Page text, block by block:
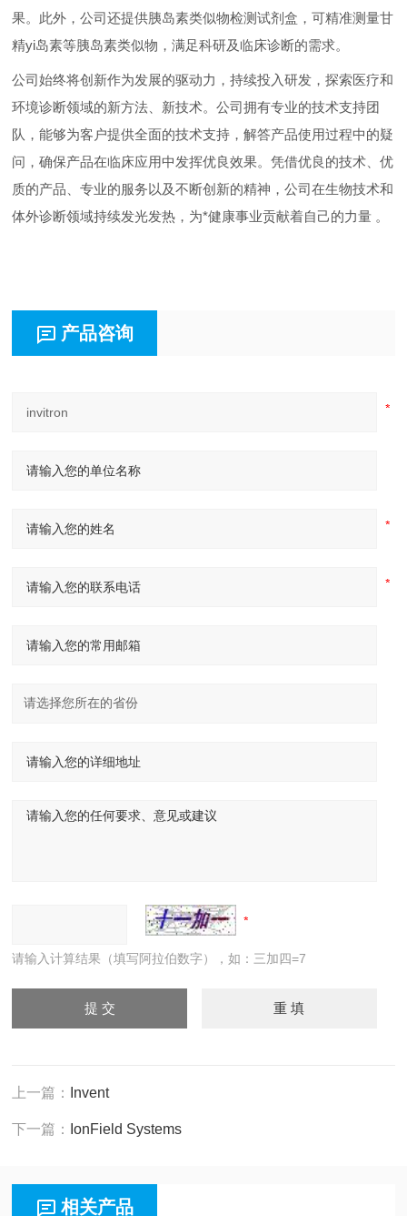
果。此外，公司还提供胰岛素类似物检测试剂盒，可精准测量甘
精yi岛素等胰岛素类似物，满足科研及临床诊断的需求。
公司始终将创新作为发展的驱动力，持续投入研发，探索医疗和
环境诊断领域的新方法、新技术。公司拥有专业的技术支持团
队，能够为客户提供全面的技术支持，解答产品使用过程中的疑
问，确保产品在临床应用中发挥优良效果。凭借优良的技术、优
质的产品、专业的服务以及不断创新的精神，公司在生物技术和
体外诊断领域持续发光发热，为*健康事业贡献着自己的力量 。
产品咨询
请输入计算结果（填写阿拉伯数字），如：三加四=7
上一篇： Invent
下一篇： IonField Systems
相关产品